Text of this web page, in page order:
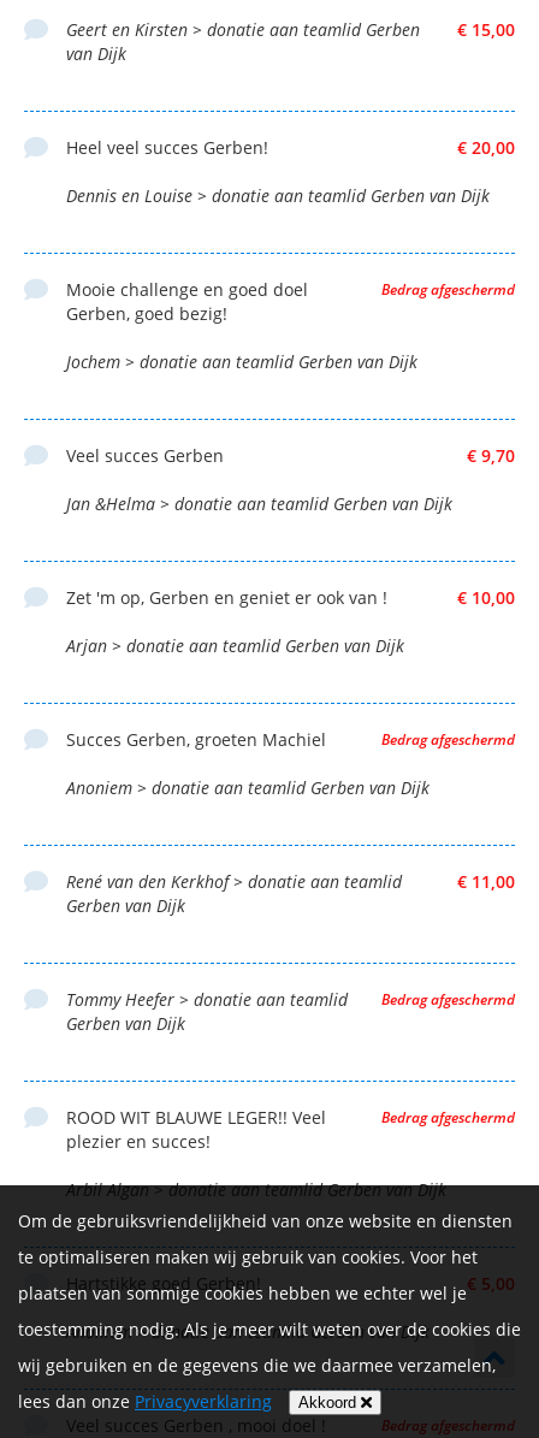
€ 15,00
Geert en Kirsten > donatie aan teamlid Gerben
van Dijk
€ 20,00
Heel veel succes Gerben!
Dennis en Louise > donatie aan teamlid Gerben van Dijk
Bedrag afgeschermd
Mooie challenge en goed doel
Gerben, goed bezig!
Jochem > donatie aan teamlid Gerben van Dijk
€ 9,70
Veel succes Gerben
Jan &Helma > donatie aan teamlid Gerben van Dijk
€ 10,00
Zet 'm op, Gerben en geniet er ook van !
Arjan > donatie aan teamlid Gerben van Dijk
Bedrag afgeschermd
Succes Gerben, groeten Machiel
Anoniem > donatie aan teamlid Gerben van Dijk
€ 11,00
René van den Kerkhof > donatie aan teamlid
Gerben van Dijk
Bedrag afgeschermd
Tommy Heefer > donatie aan teamlid
Gerben van Dijk
Bedrag afgeschermd
ROOD WIT BLAUWE LEGER!! Veel
plezier en succes!
Arbil Algan > donatie aan teamlid Gerben van Dijk
€ 5,00
Hartstikke goed Gerben!
Anoniem > donatie aan teamlid Gerben van Dijk
Bedrag afgeschermd
Veel succes Gerben , mooi doel !
Om de gebruiksvriendelijkheid van onze website en diensten
te optimaliseren maken wij gebruik van cookies. Voor het
plaatsen van sommige cookies hebben we echter wel je
toestemming nodig. Als je meer wilt weten over de cookies die
wij gebruiken en de gegevens die we daarmee verzamelen,
lees dan onze Privacyverklaring Akkoord